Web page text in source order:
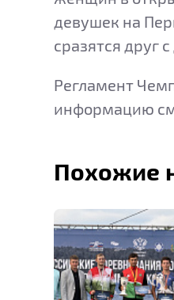
девушек на
сразятся друг
Регламент
информацию
Похожие